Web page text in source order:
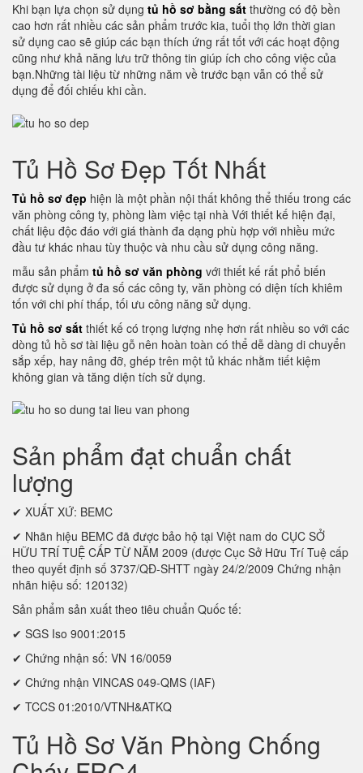
Khi bạn lựa chọn sử dụng tủ hồ sơ bằng sắt thường có độ bền
cao hơn rất nhiều các sản phẩm trước kia, tuổi thọ lớn thời gian
sử dụng cao sẽ giúp các bạn thích ứng rất tốt với các hoạt động
cũng như khả năng lưu trữ thông tin giúp ích cho công việc của
bạn.Những tài liệu từ những năm về trước bạn vẫn có thể sử
dụng để đối chiếu khi cần.
Tủ Hồ Sơ Đẹp Tốt Nhất
Tủ hồ sơ đẹp hiện là một phần nội thất không thể thiếu trong các
văn phòng công ty, phòng làm việc tại nhà Với thiết kế hiện đại,
chất liệu độc đáo với giá thành đa dạng phù hợp với nhiều mức
đầu tư khác nhau tùy thuộc và nhu cầu sử dụng công năng.
mẫu sản phẩm tủ hồ sơ văn phòng với thiết kế rất phổ biến
được sử dụng ở đa số các công ty, văn phòng có diện tích khiêm
tốn với chi phí thấp, tối ưu công năng sử dụng.
Tủ hồ sơ sắt thiết kế có trọng lượng nhẹ hơn rất nhiều so với các
dòng tủ hồ sơ tài liệu gỗ nên hoàn toàn có thể dễ dàng di chuyển
sắp xếp, hay nâng đỡ, ghép trên một tủ khác nhằm tiết kiệm
không gian và tăng diện tích sử dụng.
Sản phẩm đạt chuẩn chất
lượng
✔ XUẤT XỨ: BEMC
✔ Nhãn hiệu BEMC đã được bảo hộ tại Việt nam do CỤC SỞ
HỮU TRÍ TUỆ CẤP TỪ NĂM 2009 (được Cục Sở Hữu Trí Tuệ cấp
theo quyết định số 3737/QĐ-SHTT ngày 24/2/2009 Chứng nhận
nhãn hiệu số: 120132)
Sản phẩm sản xuất theo tiêu chuẩn Quốc tế:
✔ SGS Iso 9001:2015
✔ Chứng nhận số: VN 16/0059
✔ Chứng nhận VINCAS 049-QMS (IAF)
✔ TCCS 01:2010/VTNH&ATKQ
Tủ Hồ Sơ Văn Phòng Chống